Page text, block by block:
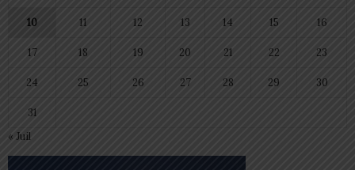
10 11 12 13 14 15 16
17 18 19 20 21 22 23
24 25 26 27 28 29 30
31
« Juil